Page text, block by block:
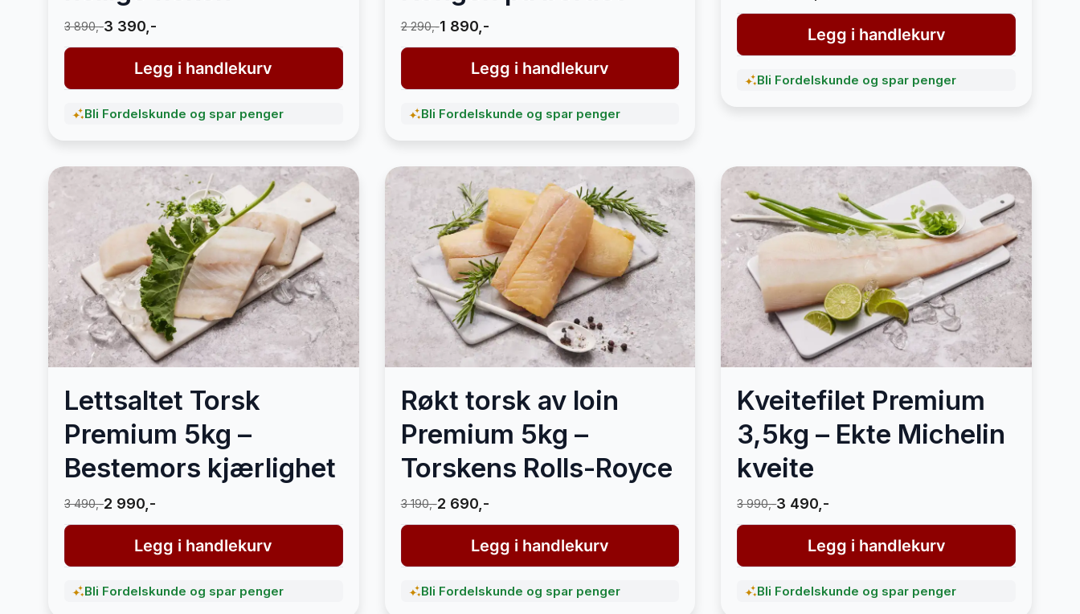
3 890,-3 390,-
Legg i handlekurv
Bli Fordelskunde og spar penger
2 290,-1 890,-
Legg i handlekurv
Bli Fordelskunde og spar penger
Legg i handlekurv
Bli Fordelskunde og spar penger
Lettsaltet Torsk
Premium 5kg –
Bestemors kjærlighet
3 490,-2 990,-
Legg i handlekurv
Bli Fordelskunde og spar penger
Røkt torsk av loin
Premium 5kg –
Torskens Rolls-Royce
3 190,-2 690,-
Legg i handlekurv
Bli Fordelskunde og spar penger
Kveitefilet Premium
3,5kg – Ekte Michelin
kveite
3 990,-3 490,-
Legg i handlekurv
Bli Fordelskunde og spar penger